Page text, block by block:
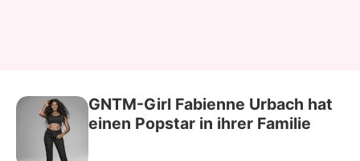
GNTM-Girl Fabienne Urbach hat
einen Popstar in ihrer Familie